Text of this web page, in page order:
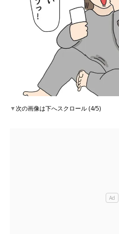
▼次の画像は下へスクロール (4/5)